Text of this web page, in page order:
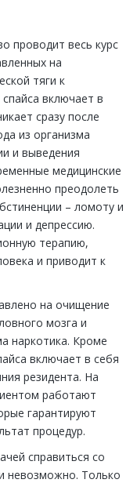
проводит весь курс
на
тяги к
включает в
сразу после
из организма
и выведения
медицинские
преодолеть
– ломоту и
и депрессию.
терапию,
и приводит к
на очищение
мозга и
наркотика. Кроме
включает в себя
резидента. На
работают
гарантируют
процедур.
справиться со
невозможно. Только